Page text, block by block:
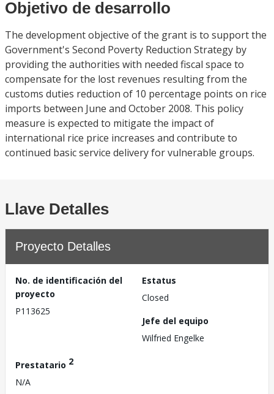
Objetivo de desarrollo
The development objective of the grant is to support the
Government's Second Poverty Reduction Strategy by
providing the authorities with needed fiscal space to
compensate for the lost revenues resulting from the
customs duties reduction of 10 percentage points on rice
imports between June and October 2008. This policy
measure is expected to mitigate the impact of
international rice price increases and contribute to
continued basic service delivery for vulnerable groups.
Llave Detalles
Proyecto Detalles
No. de identificación del
proyecto
P113625
Estatus
Closed
Jefe del equipo
Wilfried Engelke
Prestatario 2
N/A